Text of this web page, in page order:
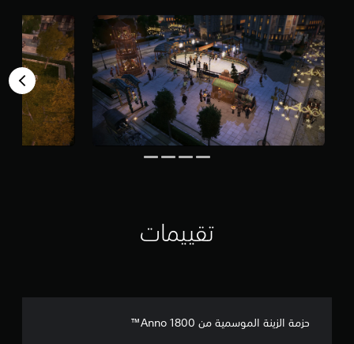
ل
ي
1
م
ن
ا
ل
ت
ق
ي
تقييمات
حزمة الزينة الموسمية من Anno 1800™